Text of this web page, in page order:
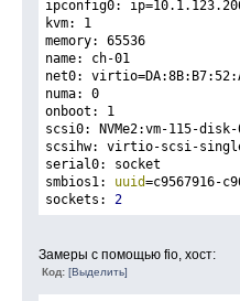
ipconfig0:
kvm: 1
memory: 65536
name: ch-01
net0:
numa: 0
onboot: 1
scsi0: NVMe2:vm-115-
scsihw: virtio-scsi-
serial0: socket
smbios1: uuid=c9567916-
sockets: 2
Замеры с помощью fio, хост:
Код: [Выделить]